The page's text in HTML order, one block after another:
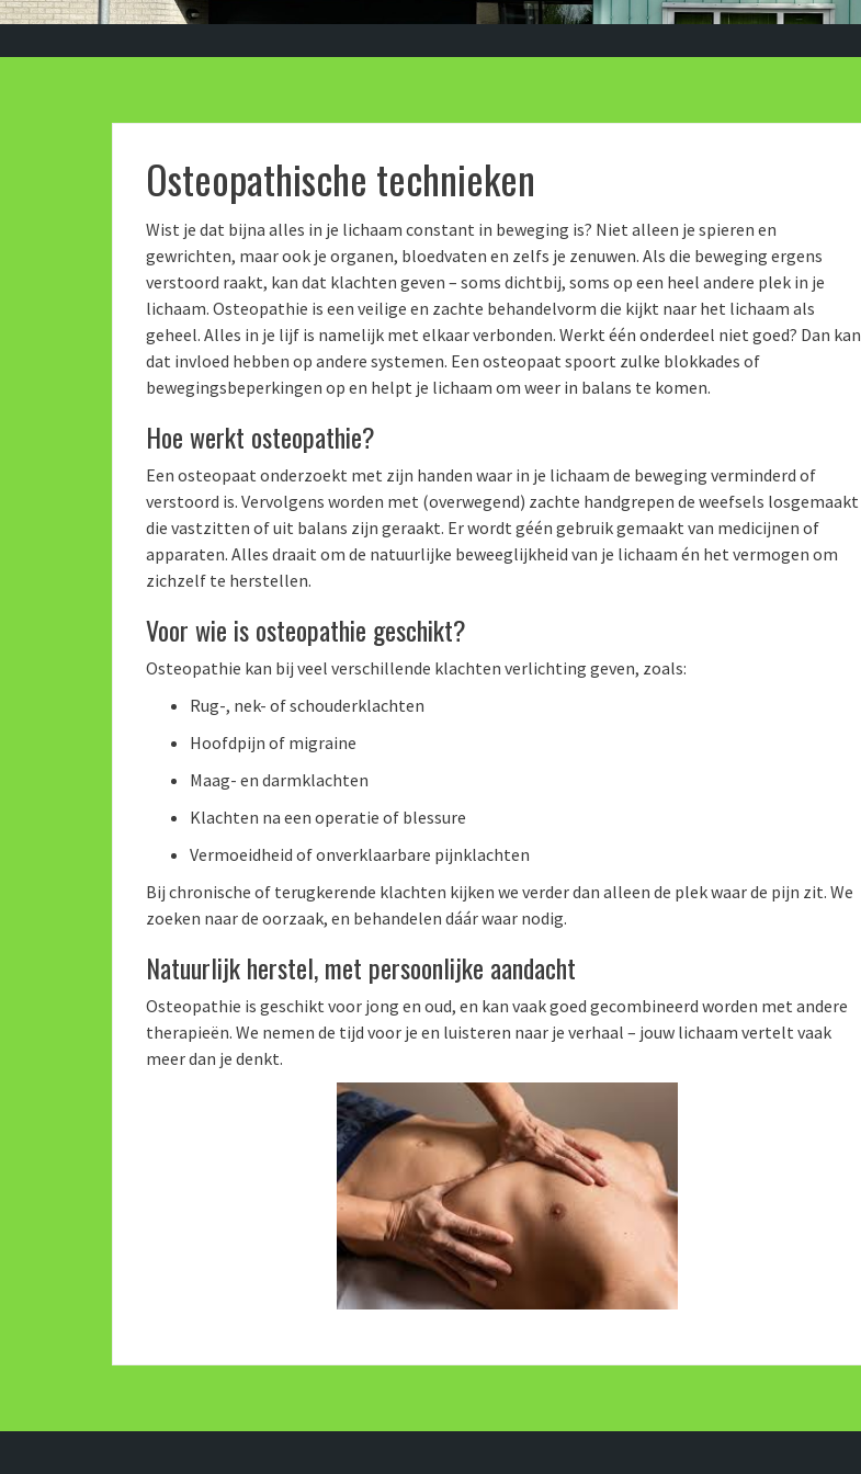
Osteopathische technieken
Wist je dat bijna alles in je lichaam constant in beweging is? Niet alleen je spieren en
gewrichten, maar ook je organen, bloedvaten en zelfs je zenuwen. Als die beweging ergens
verstoord raakt, kan dat klachten geven – soms dichtbij, soms op een heel andere plek in je
lichaam. Osteopathie is een veilige en zachte behandelvorm die kijkt naar het lichaam als
geheel. Alles in je lijf is namelijk met elkaar verbonden. Werkt één onderdeel niet goed? Dan kan
dat invloed hebben op andere systemen. Een osteopaat spoort zulke blokkades of
bewegingsbeperkingen op en helpt je lichaam om weer in balans te komen.
Hoe werkt osteopathie?
Een osteopaat onderzoekt met zijn handen waar in je lichaam de beweging verminderd of
verstoord is. Vervolgens worden met (overwegend) zachte handgrepen de weefsels losgemaakt
die vastzitten of uit balans zijn geraakt. Er wordt géén gebruik gemaakt van medicijnen of
apparaten. Alles draait om de natuurlijke beweeglijkheid van je lichaam én het vermogen om
zichzelf te herstellen.
Voor wie is osteopathie geschikt?
Osteopathie kan bij veel verschillende klachten verlichting geven, zoals:
Rug-, nek- of schouderklachten
Hoofdpijn of migraine
Maag- en darmklachten
Klachten na een operatie of blessure
Vermoeidheid of onverklaarbare pijnklachten
Bij chronische of terugkerende klachten kijken we verder dan alleen de plek waar de pijn zit. We
zoeken naar de oorzaak, en behandelen dáár waar nodig.
Natuurlijk herstel, met persoonlijke aandacht
Osteopathie is geschikt voor jong en oud, en kan vaak goed gecombineerd worden met andere
therapieën. We nemen de tijd voor je en luisteren naar je verhaal – jouw lichaam vertelt vaak
meer dan je denkt.